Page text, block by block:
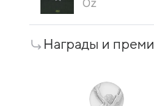
Oz
Награды и